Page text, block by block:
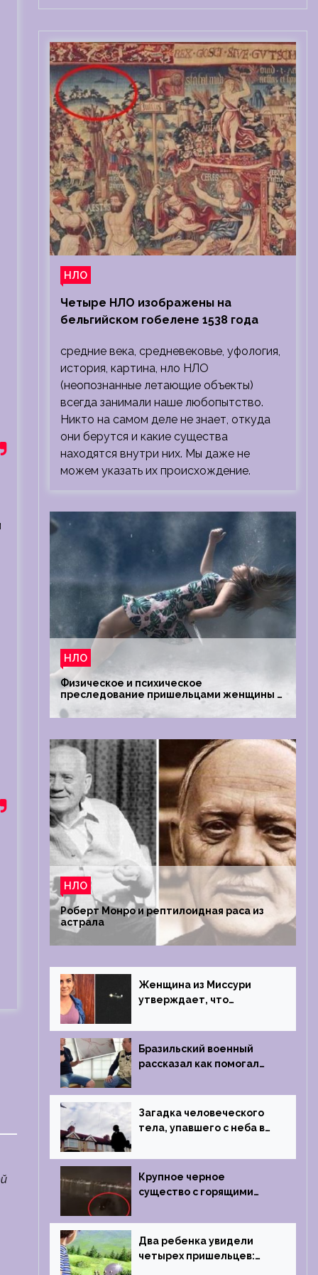
НЛО
Четыре НЛО изображены на
бельгийском гобелене 1538 года
средние века, средневековье, уфология,
история, картина, нло НЛО
(неопознанные летающие объекты)
всегда занимали наше любопытство.
Никто на самом деле не знает, откуда
они берутся и какие существа
находятся внутри них. Мы даже не
можем указать их происхождение.
НЛО
Физическое и психическое
преследование пришельцами женщины в
НЛО
Роберт Монро и рептилоидная раса из
астрала
Женщина из Миссури
утверждает, что
синими инопланетянами
Бразильский военный
рассказал как помогал
в 1996 году
Загадка человеческого
тела, упавшего с неба в
Крупное черное
существо с горящими
лодку рыбака
Два ребенка увидели
четырех пришельцев: